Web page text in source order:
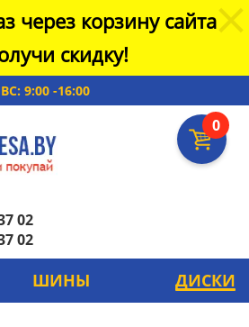
через корзину сайта
скидку!
ВС: 9:00 -16:00
0
02
02
ШИНЫ ДИСКИ